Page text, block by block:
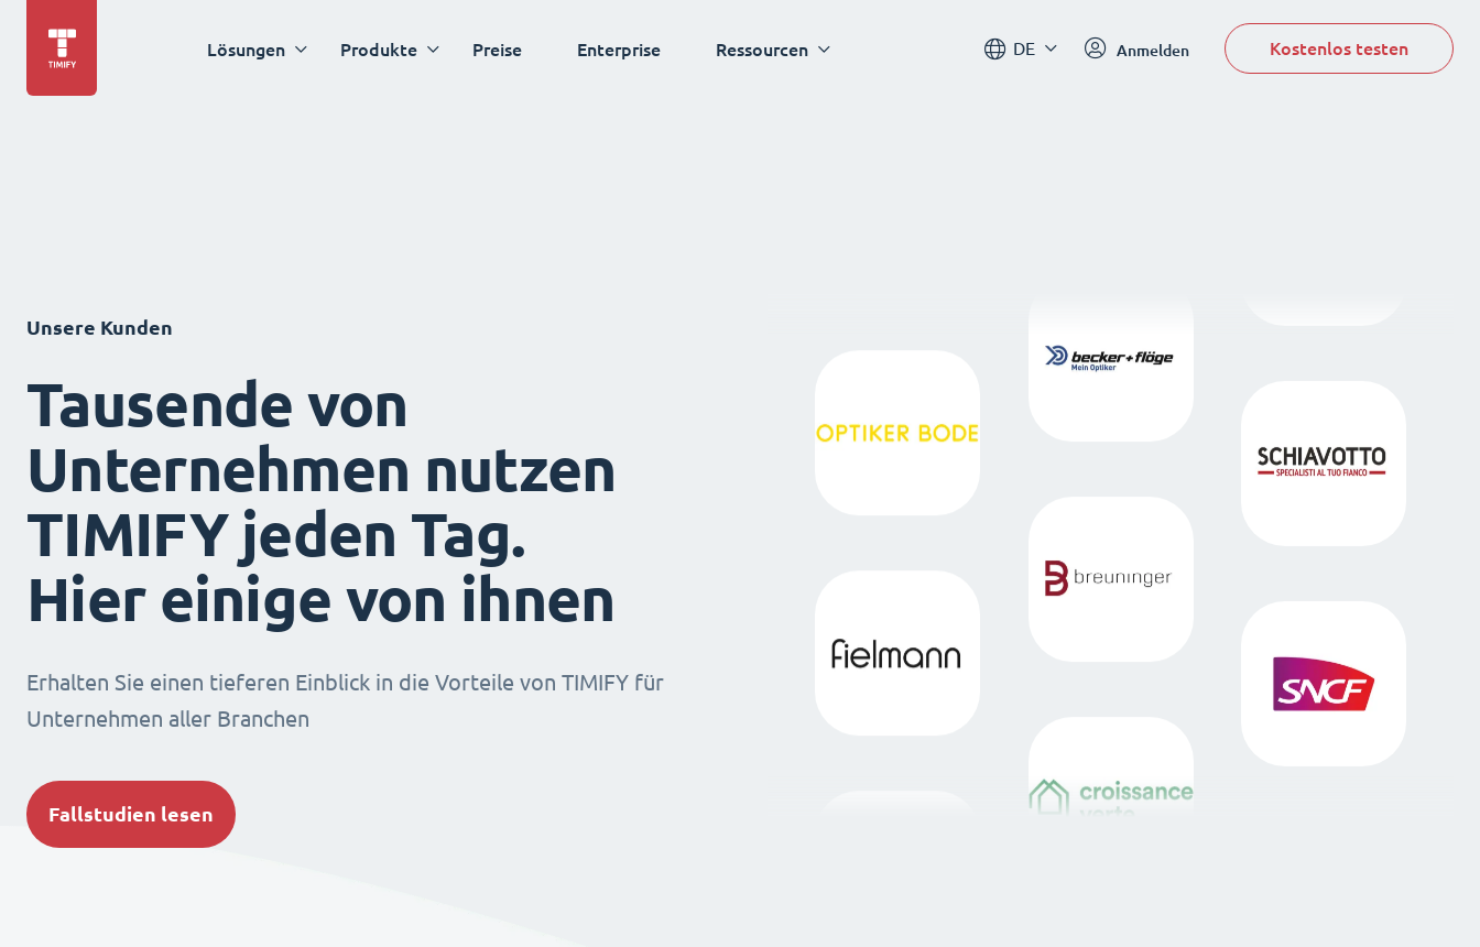
Lösungen Produkte Preise Enterprise Ressourcen DE Anmelden Kostenlos testen
Unsere Kunden
Tausende von
Unternehmen nutzen
TIMIFY jeden Tag.
Hier einige von ihnen
Erhalten Sie einen tieferen Einblick in die Vorteile von TIMIFY für
Unternehmen aller Branchen
Fallstudien lesen